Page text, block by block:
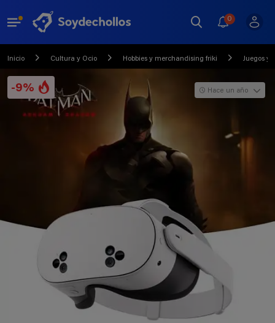
0
Inicio Cultura y Ocio Hobbies y merchandising friki Juegos y
-9% Hace un año